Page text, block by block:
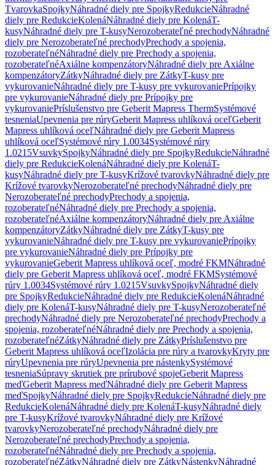
TvarovkaSpojkyNáhradné diely pre SpojkyRedukcieNáhradné
diely pre RedukcieKolenáNáhradné diely pre KolenáT-
kusyNáhradné diely pre T-kusyNerozoberateľné prechodyNáhradné
diely pre Nerozoberateľné prechodyPrechody a spojenia,
rozoberateľnéNáhradné diely pre Prechody a spojenia,
rozoberateľnéAxiálne kompenzátoryNáhradné diely pre Axiálne
kompenzátoryZátkyNáhradné diely pre ZátkyT-kusy pre
vykurovanieNáhradné diely pre T-kusy pre vykurovaniePrípojky
pre vykurovanieNáhradné diely pre Prípojky pre
vykurovaniePríslušenstvo pre Geberit Mapress ThermSystémové
tesneniaUpevnenia pre rúryGeberit Mapress uhlíková oceľGeberit
Mapress uhlíková oceľNáhradné diely pre Geberit Mapress
uhlíková oceľSystémové rúry 1.0034Systémové rúry
1.0215VsuvkySpojkyNáhradné diely pre SpojkyRedukcieNáhradné
diely pre RedukcieKolenáNáhradné diely pre KolenáT-
kusyNáhradné diely pre T-kusyKrížové tvarovkyNáhradné diely pre
Krížové tvarovkyNerozoberateľné prechodyNáhradné diely pre
Nerozoberateľné prechodyPrechody a spojenia,
rozoberateľnéNáhradné diely pre Prechody a spojenia,
rozoberateľnéAxiálne kompenzátoryNáhradné diely pre Axiálne
kompenzátoryZátkyNáhradné diely pre ZátkyT-kusy pre
vykurovanieNáhradné diely pre T-kusy pre vykurovaniePrípojky
pre vykurovanieNáhradné diely pre Prípojky pre
vykurovanieGeberit Mapress uhlíková oceľ, modré FKMNáhradné
diely pre Geberit Mapress uhlíková oceľ, modré FKMSystémové
rúry 1.0034Systémové rúry 1.0215VsuvkySpojkyNáhradné diely
pre SpojkyRedukcieNáhradné diely pre RedukcieKolenáNáhradné
diely pre KolenáT-kusyNáhradné diely pre T-kusyNerozoberateľné
prechodyNáhradné diely pre Nerozoberateľné prechodyPrechody a
spojenia, rozoberateľnéNáhradné diely pre Prechody a spojenia,
rozoberateľnéZátkyNáhradné diely pre ZátkyPríslušenstvo pre
Geberit Mapress uhlíková oceľIzolácia pre rúry a tvarovkyKryty pre
rúryUpevnenia pre rúryUpevnenia pre nástenkySystémové
tesneniaSúpravy skrutiek pre prírubové spojeGeberit Mapress
meďGeberit Mapress meďNáhradné diely pre Geberit Mapress
meďSpojkyNáhradné diely pre SpojkyRedukcieNáhradné diely pre
RedukcieKolenáNáhradné diely pre KolenáT-kusyNáhradné diely
pre T-kusyKrížové tvarovkyNáhradné diely pre Krížové
tvarovkyNerozoberateľné prechodyNáhradné diely pre
Nerozoberateľné prechodyPrechody a spojenia,
rozoberateľnéNáhradné diely pre Prechody a spojenia,
rozoberateľnéZátkyNáhradné diely pre ZátkyNástenkyNáhradné